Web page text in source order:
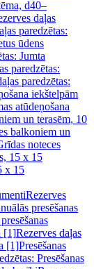
d40–
daļas
paredzētas:
ūdens
Jumta
paredzētas:
paredzētas:
iekštelpām
atūdeņošana
un terasēm, 10
balkoniem un
noteces
15 x 15
x 15
Rezerves
presēšanas
[1]Rezerves daļas
[1]Presēšanas
Presēšanas